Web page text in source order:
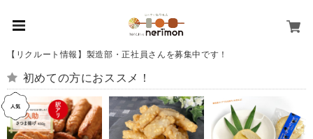
【リクルート情報】製造部・正社員さんを募集中です！
初めての方におススメ！